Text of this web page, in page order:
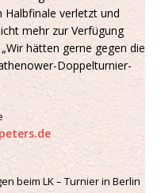
verletzt und
mehr zur Verfügung
hätten gerne gegen die
Doppelturnier-
beim LK – Turnier in Berlin